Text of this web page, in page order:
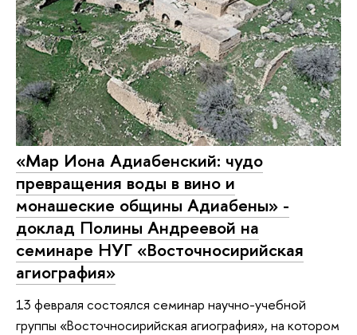
«Мар Иона Адиабенский: чудо
превращения воды в вино и
монашеские общины Адиабены» -
доклад Полины Андреевой на
семинаре НУГ «Восточносирийская
агиография»
13 февраля состоялся семинар научно-учебной
группы «Восточносирийская агиография», на котором